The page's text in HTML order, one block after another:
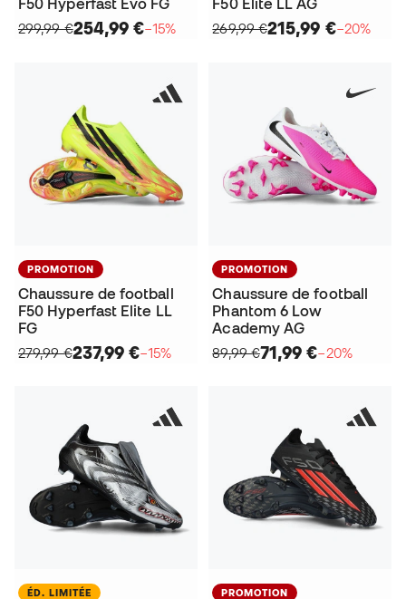
F50 Hyperfast Evo FG
299,99 €254,99 €−15%
F50 Elite LL AG
269,99 €215,99 €−20%
PROMOTION
Chaussure de football
F50 Hyperfast Elite LL
FG
279,99 €237,99 €−15%
PROMOTION
Chaussure de football
Phantom 6 Low
Academy AG
89,99 €71,99 €−20%
ÉD. LIMITÉE PROMOTION